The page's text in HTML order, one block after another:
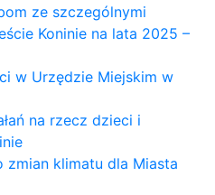
ze szczególnymi
Koninie na lata 2025 –
w Urzędzie Miejskim w
na rzecz dzieci i
zmian klimatu dla Miasta